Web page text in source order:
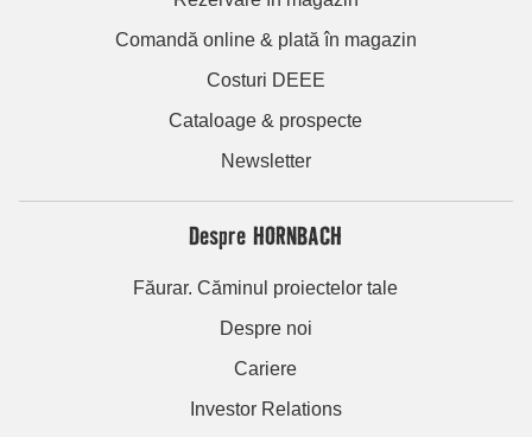
Comandă online & plată în magazin
Costuri DEEE
Cataloage & prospecte
Newsletter
Despre HORNBACH
Făurar. Căminul proiectelor tale
Despre noi
Cariere
Investor Relations